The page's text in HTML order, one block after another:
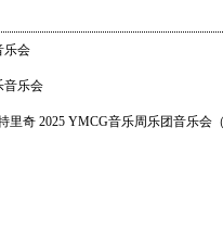
Morgen
乐会
音乐会
里奇 2025 YMCG音乐周乐团音乐会